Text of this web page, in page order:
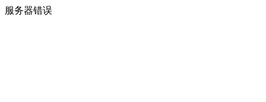
服务器错误